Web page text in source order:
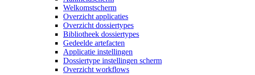
Welkomstscherm
Overzicht applicaties
Overzicht dossiertypes
Bibliotheek dossiertypes
Gedeelde artefacten
Applicatie instellingen
Dossiertype instellingen scherm
Overzicht workflows